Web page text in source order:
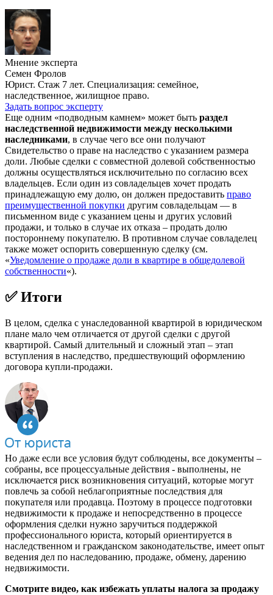
Мнение эксперта
Семен Фролов
Юрист. Стаж 7 лет. Специализация: семейное,
наследственное, жилищное право.
Задать вопрос эксперту
Еще одним «подводным камнем» может быть раздел
наследственной недвижимости между несколькими
наследниками, в случае чего все они получают
Свидетельство о праве на наследство с указанием размера
доли. Любые сделки с совместной долевой собственностью
должны осуществляться исключительно по согласию всех
владельцев. Если один из совладельцев хочет продать
принадлежащую ему долю, он должен предоставить право
преимущественной покупки другим совладельцам — в
письменном виде с указанием цены и других условий
продажи, и только в случае их отказа – продать долю
постороннему покупателю. В противном случае совладелец
также может оспорить совершенную сделку (см.
«Уведомление о продаже доли в квартире в общедолевой
собственности«).
✅ Итоги
В целом, сделка с унаследованной квартирой в юридическом
плане мало чем отличается от другой сделки с другой
квартирой. Самый длительный и сложный этап – этап
вступления в наследство, предшествующий оформлению
договора купли-продажи.
Но даже если все условия будут соблюдены, все документы –
собраны, все процессуальные действия - выполнены, не
исключается риск возникновения ситуаций, которые могут
повлечь за собой неблагоприятные последствия для
покупателя или продавца. Поэтому в процессе подготовки
недвижимости к продаже и непосредственно в процессе
оформления сделки нужно заручиться поддержкой
профессионального юриста, который ориентируется в
наследственном и гражданском законодательстве, имеет опыт
ведения дел по наследованию, продаже, обмену, дарению
недвижимости.
Смотрите видео, как избежать уплаты налога за продажу